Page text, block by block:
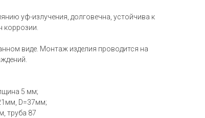
уф-излучения, долговечна, устойчива к
коррозии.
виде. Монтаж изделия проводится на
5 мм;
D=37мм;
труба 87